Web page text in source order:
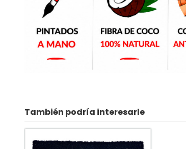
También podría interesarle